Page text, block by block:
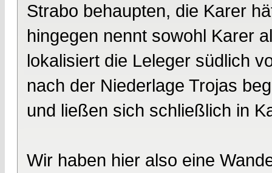
Strabo behaupten, die Karer
hingegen nennt sowohl Karer
lokalisiert die Leleger südlich
nach der Niederlage Trojas
und ließen sich schließlich in
Wir haben hier also eine